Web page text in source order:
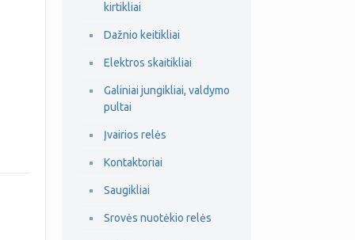
kirtikliai
Dažnio keitikliai
Elektros skaitikliai
Galiniai jungikliai, valdymo
pultai
Įvairios relės
Kontaktoriai
Saugikliai
Srovės nuotėkio relės